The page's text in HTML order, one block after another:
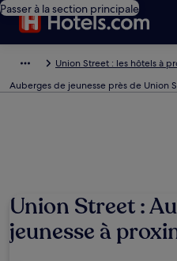
Passer à la section principale
Union Street : les hôtels à
Auberges de jeunesse près de Union
Union Street :
jeunesse à